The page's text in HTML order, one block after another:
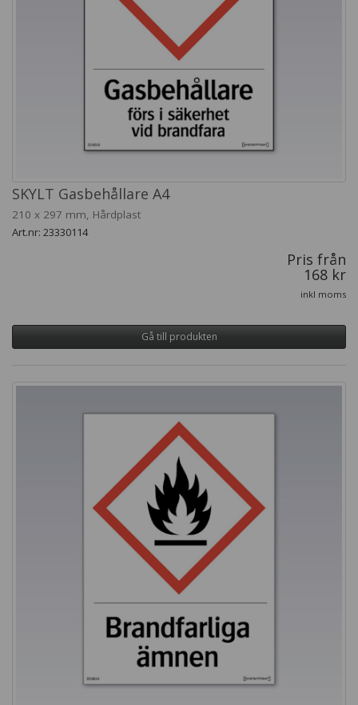
SKYLT Gasbehållare A4
210 x 297 mm, Hårdplast
Art.nr: 23330114
Pris från
168 kr
inkl moms
Gå till produkten